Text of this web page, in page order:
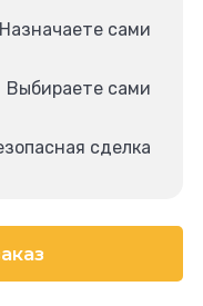
Назначаете сами
Выбираете сами
сделка